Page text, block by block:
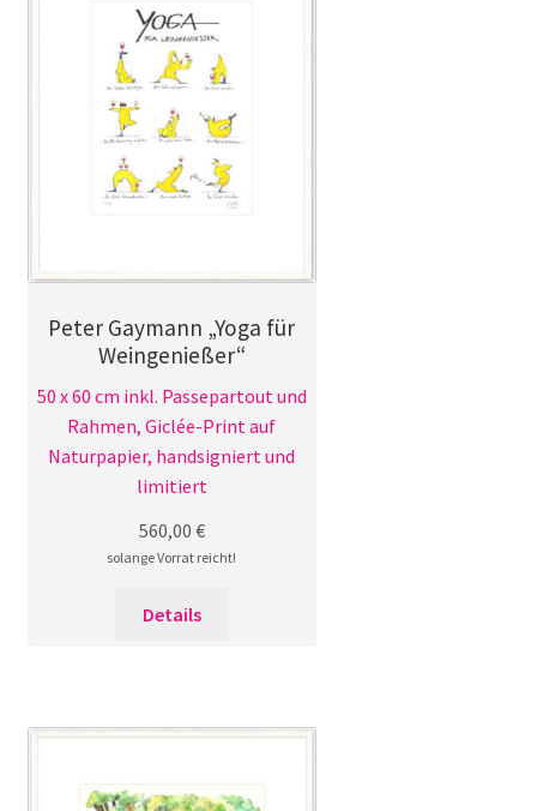
Peter Gaymann „Yoga für
Weingenießer“
50 x 60 cm inkl. Passepartout und
Rahmen, Giclée-Print auf
Naturpapier, handsigniert und
limitiert
560,00 €
solange Vorrat reicht!
Details